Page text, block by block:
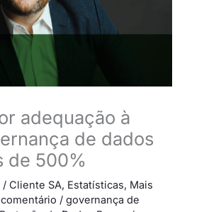
adequação à
de dados
de 500%
/ Cliente SA, Estatísticas, Mais
/ governança de